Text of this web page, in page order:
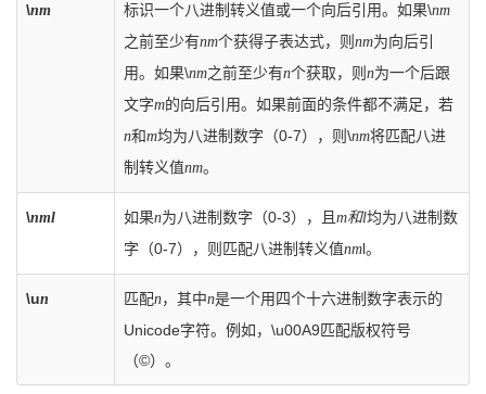
\nm 标识一个八进制转义值或一个向后引用。如果\nm
之前至少有nm个获得子表达式，则 nm为向后引
用。如果\nm之前至少有n个获取，则 n为一个后跟
文字m的向后引用。如果前面的条件都不满足，若
n和m均为八进制数字（0-7），则\nm将匹配八进
制转义值nm。
\nml 如果n为八进制数字（0-3），且 m和l均为八进制数
字（0-7），则匹配八进制转义值nml。
\un 匹配n，其中n是一个用四个十六进制数字表示的
Unicode字符。例如，\u00A9匹配版权符号
（©）。